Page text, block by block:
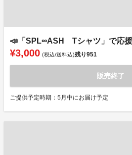
📣「SPL∞ASH Tシャツ」で応
¥3,000 (税込/送料込)残り951
販売終了
ご提供予定時期：5月中にお届け予定